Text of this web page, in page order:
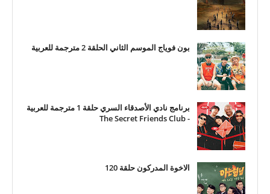
بون فوياج الموسم الثاني الحلقة 2 مترجمة للعربية
برنامج نادي الأصدقاء السري حلقة 1 مترجمة للعربية
- The Secret Friends Club
الاخوة المدركون حلقة 120